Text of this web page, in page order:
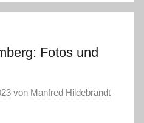
Fotos und
von Manfred Hildebrandt